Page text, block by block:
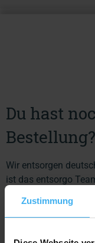
Zustimmung
Du hast
Bestellung?
Wir entsorgen
ist das entsorgo
18:00 Uhr für Dich
Mail oder füll